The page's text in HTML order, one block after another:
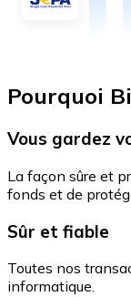
Pourquoi
Vous gardez
La façon sûre et
fonds et de
Sûr et fiable
Toutes nos
informatique.